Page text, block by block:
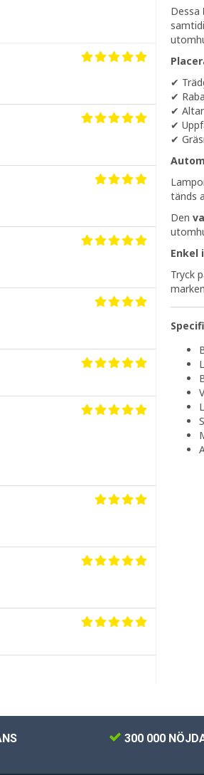
Dessa
✔
✔
✔
✔
✔
tänds
Den
Enkel
Tryck
300 000